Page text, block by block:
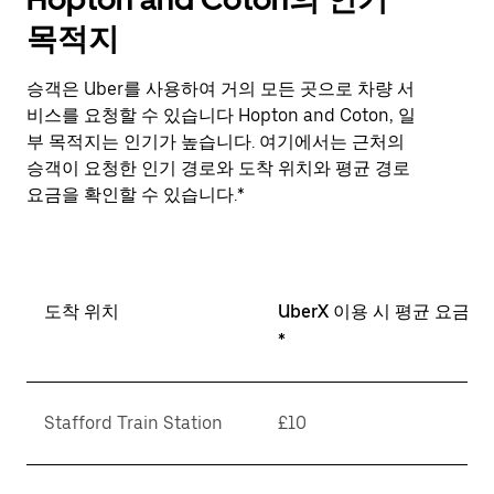
목적지
승객은 Uber를 사용하여 거의 모든 곳으로 차량 서
비스를 요청할 수 있습니다 Hopton and Coton, 일
부 목적지는 인기가 높습니다. 여기에서는 근처의
승객이 요청한 인기 경로와 도착 위치와 평균 경로
요금을 확인할 수 있습니다.*
도착 위치
UberX 이용 시 평균 요금
*
Stafford Train Station £10